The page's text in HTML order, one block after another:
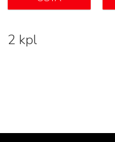
2 kpl